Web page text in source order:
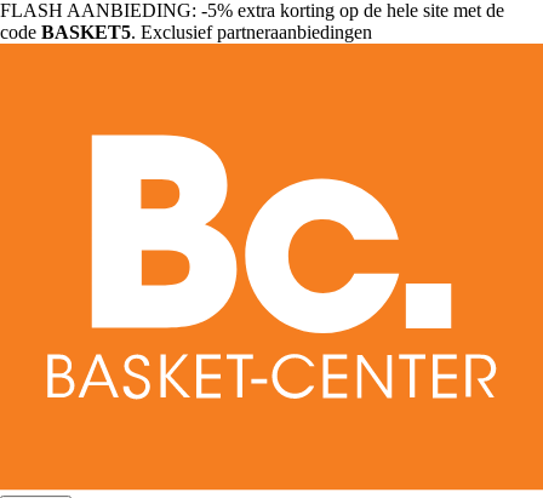
FLASH AANBIEDING: -5% extra korting op de hele site met de
code BASKET5. Exclusief partneraanbiedingen